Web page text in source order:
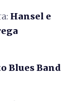
Hansel e
Blues Band